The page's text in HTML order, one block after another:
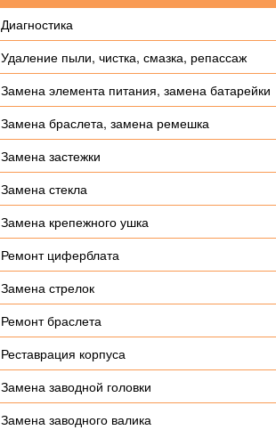
Диагностика
Удаление пыли, чистка, смазка, репассаж
Замена элемента питания, замена батарейки
Замена браслета, замена ремешка
Замена застежки
Замена стекла
Замена крепежного ушка
Ремонт циферблата
Замена стрелок
Ремонт браслета
Реставрация корпуса
Замена заводной головки
Замена заводного валика